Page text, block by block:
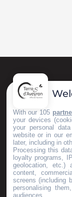
With our 105
your devices
your personal
website or in our
later, including in
Processing this
loyalty programs,
geolocation, etc.)
content,
screens (including
personalising
audiences.